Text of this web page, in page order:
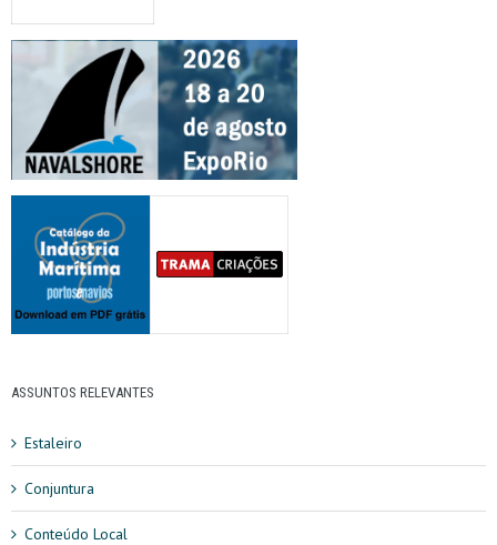
ASSUNTOS RELEVANTES
Estaleiro
Conjuntura
Conteúdo Local